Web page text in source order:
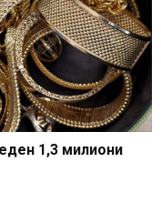
1,3 милиони